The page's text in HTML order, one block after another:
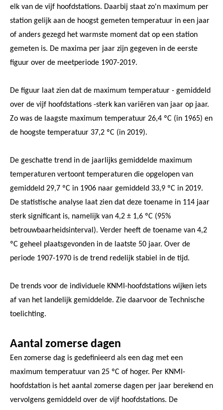
elk van de vijf hoofdstations. Daarbij staat zo'n maximum per
station gelijk aan de hoogst gemeten temperatuur in een jaar
of anders gezegd het warmste moment dat op een station
gemeten is. De maxima per jaar zijn gegeven in de eerste
figuur over de meetperiode 1907-2019.
De figuur laat zien dat de maximum temperatuur - gemiddeld
over de vijf hoofdstations -sterk kan variëren van jaar op jaar.
Zo was de laagste maximum temperatuur 26,4 ºC (in 1965) en
de hoogste temperatuur 37,2 ºC (in 2019).
De geschatte trend in de jaarlijks gemiddelde maximum
temperaturen vertoont temperaturen die opgelopen van
gemiddeld 29,7 ºC in 1906 naar gemiddeld 33,9 ºC in 2019.
De statistische analyse laat zien dat deze toename in 114 jaar
sterk significant is, namelijk van 4,2 ± 1,6 ºC (95%
betrouwbaarheidsinterval). Verder heeft de toename van 4,2
ºC geheel plaatsgevonden in de laatste 50 jaar. Over de
periode 1907-1970 is de trend redelijk stabiel in de tijd.
De trends voor de individuele KNMI-hoofdstations wijken iets
af van het landelijk gemiddelde. Zie daarvoor de Technische
toelichting.
Aantal zomerse dagen
Een zomerse dag is gedefinieerd als een dag met een
maximum temperatuur van 25 ºC of hoger. Per KNMI-
hoofdstation is het aantal zomerse dagen per jaar berekend en
vervolgens gemiddeld over de vijf hoofdstations. De